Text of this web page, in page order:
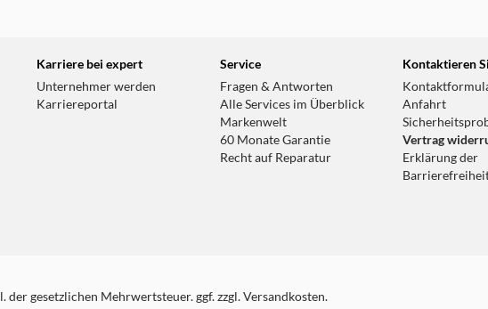
Karriere bei expert
Unternehmer werden
Karriereportal
Service
Fragen & Antworten
Alle Services im Überblick
Markenwelt
60 Monate Garantie
Recht auf Reparatur
Kontaktieren
Anfahrt
Vertrag
Erklärung der
der gesetzlichen Mehrwertsteuer. ggf. zzgl. Versandkosten.